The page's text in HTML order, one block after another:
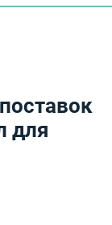
для